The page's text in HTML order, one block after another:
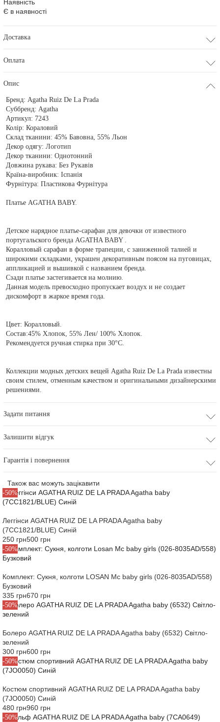
Наявність
Є в наявності
Доставка
Оплата
Опис
Бренд:Agatha Ruiz De La Prada
Суббренд:Agatha
Артикул: 7243
Колір:Кораловий
Склад тканини:45% Бавовна, 55% Льон
Декор одягу:Логотип
Декор тканини:Однотонний
Довжина рукава:Без Рукавів
Країна-виробник:Іспанія
Фурнітура:Пластикова Фурнітура
Платье AGATHA BABY.
Детское нарядное платье-сарафан для девочки от известного
португальского бренда AGATHA BABY .
Коралловый сарафан в форме трапеции, с заниженной талией и
широкими складками, украшен декоративным поясом на пуговицах,
аппликацией и вышивкой с названием бренда.
Сзади платье застегивается на молнию.
Данная модель превосходно пропускает воздух и не создает
дискомфорт в жаркое время года.
Цвет: Коралловый.
Состав:45% Хлопок, 55% Лен/ 100% Хлопок.
Рекомендуется ручная стирка при 30°С.
Коллекции модных детских вещей Agatha Ruiz De La Prada известны
своим стилем, отменным качеством и оригинальными дизайнерскими
решениями.
Задати питання
Залишити відгук
Гарантія і повернення
Також вас можуть зацікавити
-50%
Леггінси AGATHA RUIZ DE LA PRADA Agatha baby
(7CC1821/BLUE) Синій
250 грн500 грн
-50%
Комплект: Сукня, колготи LOSAN Mc baby girls (026-8035AD/558)
Бузковий
335 грн670 грн
-50%
Болеро AGATHA RUIZ DE LA PRADA Agatha baby (6532) Світло-
зелений
300 грн600 грн
-50%
Костюм спортивний AGATHA RUIZ DE LA PRADA Agatha baby
(7JO0050) Синій
480 грн960 грн
-50%